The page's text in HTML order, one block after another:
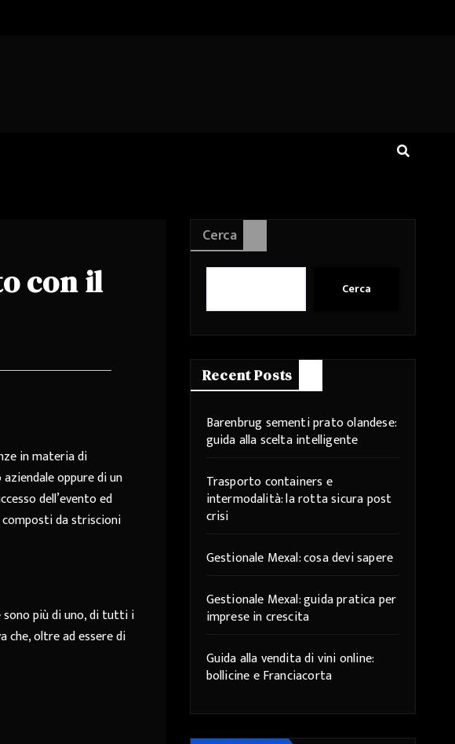
con il
in materia di
oppure di un
dell’evento ed
da striscioni
sono più di uno, di tutti i
che, oltre ad essere di
Cerca
Cerca
Recent Posts
Barenbrug sementi prato olandese:
guida alla scelta intelligente
Trasporto containers e
intermodalità: la rotta sicura post
crisi
Gestionale Mexal: cosa devi sapere
Gestionale Mexal: guida pratica per
imprese in crescita
Guida alla vendita di vini online:
bollicine e Franciacorta